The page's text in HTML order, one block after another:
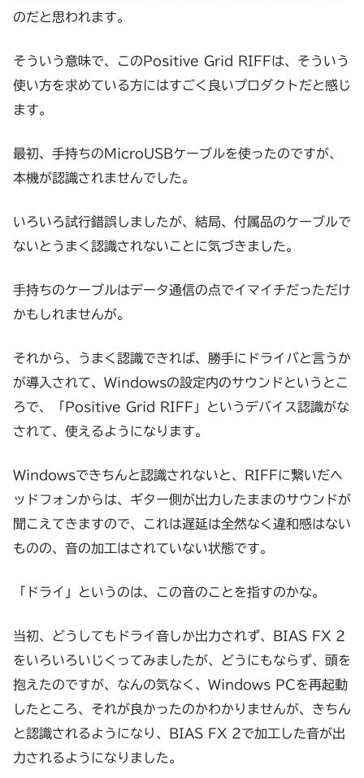
のだと思われます。
そういう意味で、このPositive Grid RIFFは、そういう
使い方を求めている方にはすごく良いプロダクトだと感じ
ます。
最初、手持ちのMicroUSBケーブルを使ったのですが、
本機が認識されませんでした。
いろいろ試行錯誤しましたが、結局、付属品のケーブルで
ないとうまく認識されないことに気づきました。
手持ちのケーブルはデータ通信の点でイマイチだっただけ
かもしれませんが。
それから、うまく認識できれば、勝手にドライバと言うか
が導入されて、Windowsの設定内のサウンドというとこ
ろで、「Positive Grid RIFF」というデバイス認識がな
されて、使えるようになります。
Windowsできちんと認識されないと、RIFFに繋いだヘ
ッドフォンからは、ギター側が出力したままのサウンドが
聞こえてきますので、これは遅延は全然なく違和感はない
ものの、音の加工はされていない状態です。
「ドライ」というのは、この音のことを指すのかな。
当初、どうしてもドライ音しか出力されず、BIAS FX 2
をいろいろいじくってみましたが、どうにもならず、頭を
抱えたのですが、なんの気なく、Windows PCを再起動
したところ、それが良かったのかわかりませんが、きちん
と認識されるようになり、BIAS FX 2で加工した音が出
力されるようになりました。